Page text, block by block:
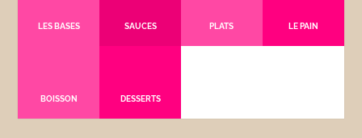
LES BASES SAUCES PLATS LE PAIN
BOISSON DESSERTS